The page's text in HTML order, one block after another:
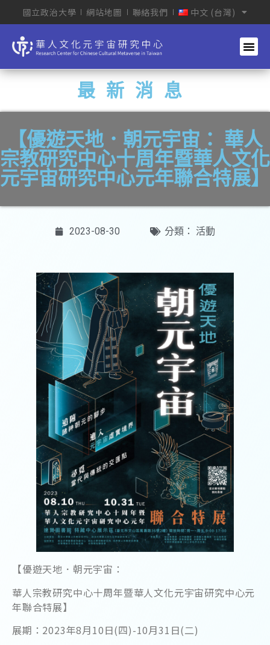
國立政治大學 網站地圖 聯絡我們 中文 (台灣)
最新消息
【優遊天地．朝元宇宙： 華人
宗教研究中心十周年暨華人文化
元宇宙研究中心元年聯合特展】
2023-08-30 分類： 活動
【優遊天地．朝元宇宙：
華人宗教研究中心十周年暨華人文化元宇宙研究中心元
年聯合特展】
展期：2023年8月10日(四)-10月31日(二)